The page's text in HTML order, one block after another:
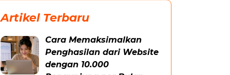
Artikel Terbaru
Cara Memaksimalkan
Penghasilan dari Website
dengan 10.000